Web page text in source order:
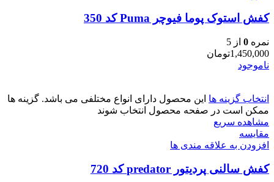
کفش استوک پوما فیوچر Puma کد 350
نمره 0 از 5
1,450,000تومان
ناموجود
انتخاب گزینه ها این محصول دارای انواع مختلفی می باشد. گزینه ها
ممکن است در صفحه محصول انتخاب شوند
مشاهده سریع
مقایسه
افزودن به علاقه مندی ها
کفش سالنی پردیتور predator کد 720